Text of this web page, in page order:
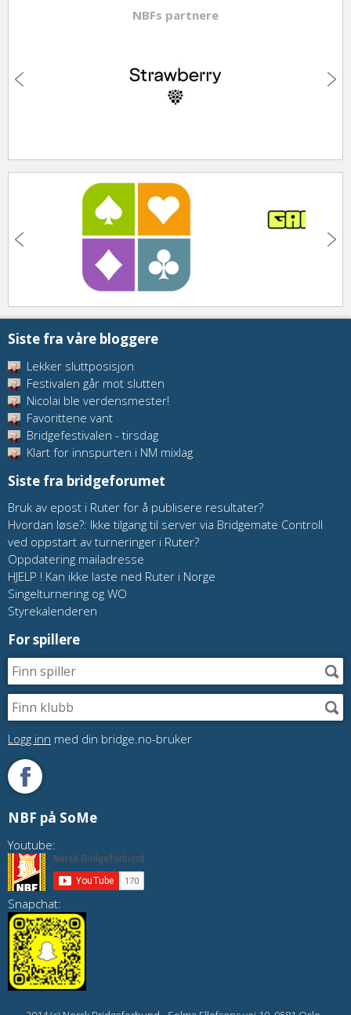
NBFs partnere
Siste fra våre bloggere
Lekker sluttposisjon
Festivalen går mot slutten
Nicolai ble verdensmester!
Favorittene vant
Bridgefestivalen - tirsdag
Klart for innspurten i NM mixlag
Siste fra bridgeforumet
Bruk av epost i Ruter for å publisere resultater?
Hvordan løse?: Ikke tilgang til server via Bridgemate Controll
ved oppstart av turneringer i Ruter?
Oppdatering mailadresse
HJELP ! Kan ikke laste ned Ruter i Norge
Singelturnering og WO
Styrekalenderen
For spillere
Logg inn med din bridge.no-bruker
NBF på SoMe
Youtube:
Snapchat: